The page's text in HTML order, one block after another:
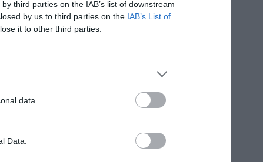
third parties on the IAB’s list of downstream
by us to third parties on the IAB’s List of
it to other third parties.
data.
Data.
anche
operativa di
con le
sul tema
- Edificio
alle 13 per gli
dalle 14
donatori o la